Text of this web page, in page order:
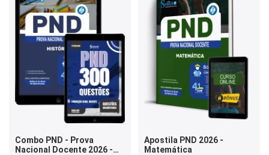
Combo PND - Prova
Nacional Docente 2026 -
Apostila PND 2026 -
Matemática